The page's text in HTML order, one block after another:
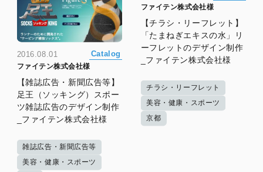
2016.08.01 Catalog
ファイテン株式会社様
【雑誌広告・新聞広告等】
足王（ソッキング）スポー
ツ雑誌広告のデザイン制作
_ファイテン株式会社様
雑誌広告・新聞広告等
美容・健康・スポーツ
ファイテン株式会社様
【チラシ・リーフレット】
「たまねぎエキスの水」リ
ーフレットのデザイン制作
_ファイテン株式会社様
チラシ・リーフレット
美容・健康・スポーツ
京都